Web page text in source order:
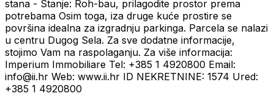
stana - Stanje: Roh-bau, prilagodite prostor prema
potrebama Osim toga, iza druge kuće prostire se
površina idealna za izgradnju parkinga. Parcela se nalazi
u centru Dugog Sela. Za sve dodatne informacije,
stojimo Vam na raspolaganju. Za više informacija:
Imperium Immobiliare Tel: +385 1 4920800 Email:
info@ii.hr Web: www.ii.hr ID NEKRETNINE: 1574 Ured:
+385 1 4920800